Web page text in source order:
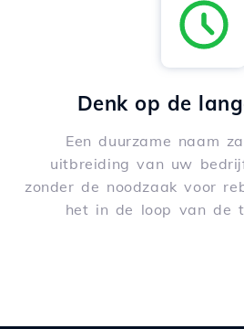
Denk op de
Een duurzame naam
uitbreiding van uw
zonder de noodzaak voor
het in de loop van de